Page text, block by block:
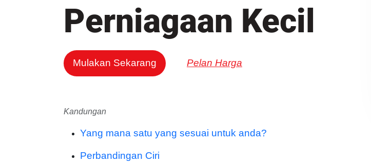
Perniagaan Kecil
Mulakan Sekarang Pelan Harga
Kandungan
Yang mana satu yang sesuai untuk anda?
Perbandingan Ciri